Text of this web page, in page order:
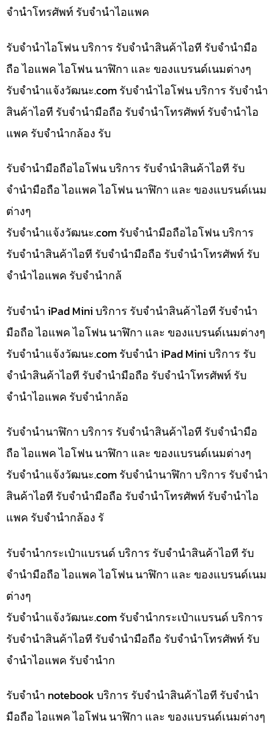
จำนำโทรศัพท์ รับจำนำไอแพค
รับจำนำไอโฟน บริการ รับจำนำสินค้าไอที รับจำนำมือ
ถือ ไอแพค ไอโฟน นาฬิกา และ ของแบรนด์เนมต่างๆ
รับจํานําแจ้งวัฒนะ.com รับจำนำไอโฟน บริการ รับจำนำ
สินค้าไอที รับจำนำมือถือ รับจำนำโทรศัพท์ รับจำนำไอ
แพค รับจำนำกล้อง รับ
รับจำนำมือถือไอโฟน บริการ รับจำนำสินค้าไอที รับ
จำนำมือถือ ไอแพค ไอโฟน นาฬิกา และ ของแบรนด์เนม
ต่างๆ
รับจํานําแจ้งวัฒนะ.com รับจำนำมือถือไอโฟน บริการ
รับจำนำสินค้าไอที รับจำนำมือถือ รับจำนำโทรศัพท์ รับ
จำนำไอแพค รับจำนำกล้
รับจำนำ iPad Mini บริการ รับจำนำสินค้าไอที รับจำนำ
มือถือ ไอแพค ไอโฟน นาฬิกา และ ของแบรนด์เนมต่างๆ
รับจํานําแจ้งวัฒนะ.com รับจำนำ iPad Mini บริการ รับ
จำนำสินค้าไอที รับจำนำมือถือ รับจำนำโทรศัพท์ รับ
จำนำไอแพค รับจำนำกล้อ
รับจำนำนาฬิกา บริการ รับจำนำสินค้าไอที รับจำนำมือ
ถือ ไอแพค ไอโฟน นาฬิกา และ ของแบรนด์เนมต่างๆ
รับจํานําแจ้งวัฒนะ.com รับจำนำนาฬิกา บริการ รับจำนำ
สินค้าไอที รับจำนำมือถือ รับจำนำโทรศัพท์ รับจำนำไอ
แพค รับจำนำกล้อง รั
รับจำนำกระเป๋าแบรนด์ บริการ รับจำนำสินค้าไอที รับ
จำนำมือถือ ไอแพค ไอโฟน นาฬิกา และ ของแบรนด์เนม
ต่างๆ
รับจํานําแจ้งวัฒนะ.com รับจำนำกระเป๋าแบรนด์ บริการ
รับจำนำสินค้าไอที รับจำนำมือถือ รับจำนำโทรศัพท์ รับ
จำนำไอแพค รับจำนำก
รับจำนำ notebook บริการ รับจำนำสินค้าไอที รับจำนำ
มือถือ ไอแพค ไอโฟน นาฬิกา และ ของแบรนด์เนมต่างๆ